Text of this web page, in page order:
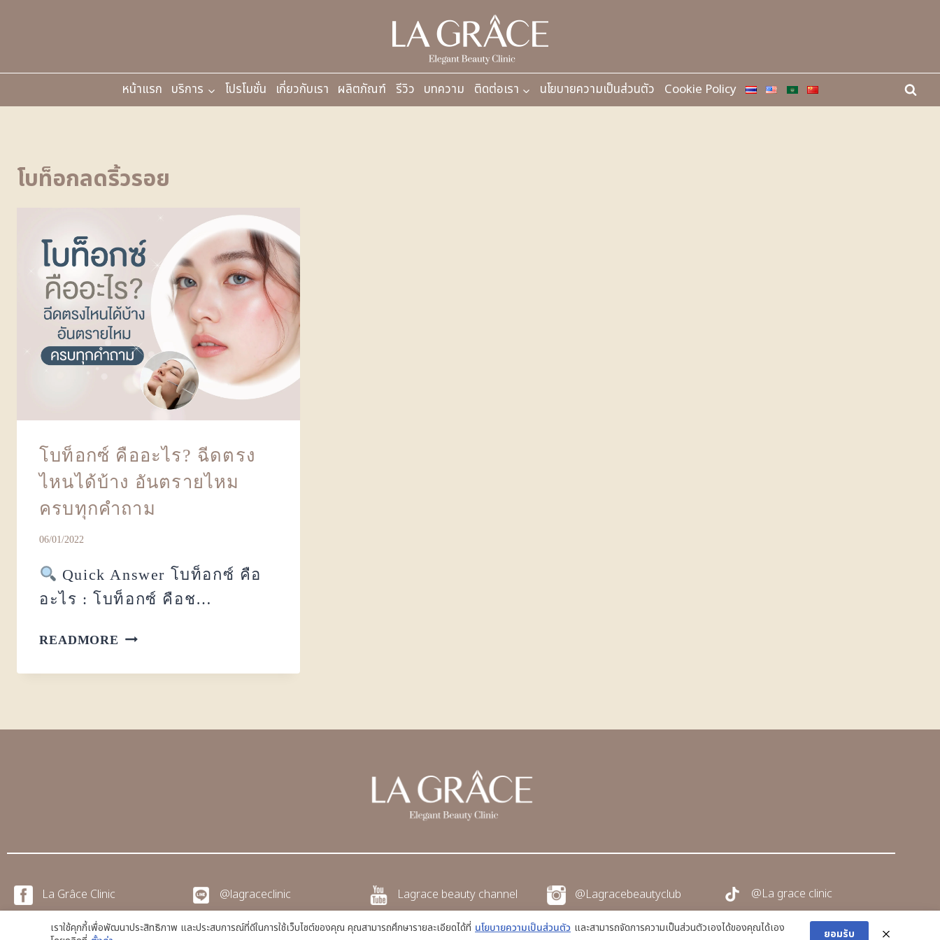
หน้าแรก บริการ โปรโมชั่น เกี่ยวกับเรา ผลิตภัณฑ์ รีวิว บทความ ติดต่อเรา นโยบายความเป็นส่วนตัว Cookie Policy
โบท็อกลดริ้วรอย
โบท็อกซ์ คืออะไร? ฉีดตรง
ไหนได้บ้าง อันตรายไหม
ครบทุกคำถาม
06/01/2022
Quick Answer โบท็อกซ์ คือ
อะไร : โบท็อกซ์ คือช…
READMORE
La Grâce Clinic @lagraceclinic Lagrace beauty channel @Lagracebeautyclub @La grace clinic
เราใช้คุกกี้เพื่อพัฒนาประสิทธิภาพ และประสบการณ์ที่ดีในการใช้เว็บไซต์ของคุณ คุณสามารถศึกษารายละเอียดได้ที่ นโยบายความเป็นส่วนตัว และสามารถจัดการความเป็นส่วนตัวเองได้ของคุณได้เอง
ยอมรับ